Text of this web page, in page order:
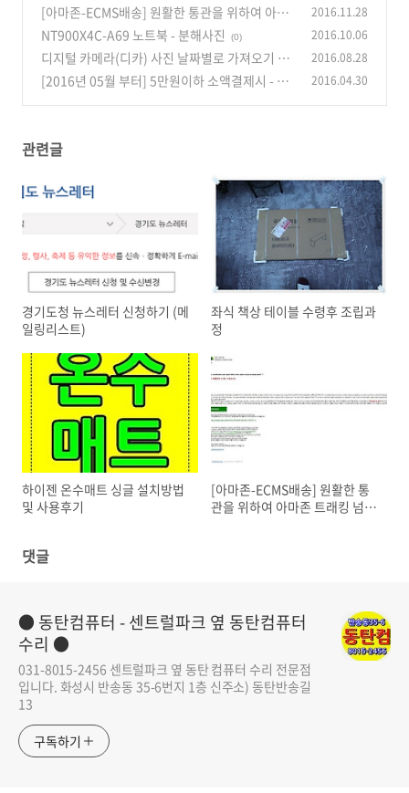
[아마존-ECMS배송] 원활한 통관을 위하여 아마
존 트래킹 넘버 APELAX0000000000 의 고객님
정보를 제공하여 주시기 바랍니다.
(0)
2016.11.28
NT900X4C-A69 노트북 - 분해사진 (0) 2016.10.06
디지털 카메라(디카) 사진 날짜별로 가져오기 저
장하기 (0)
2016.08.28
[2016년 05월 부터] 5만원이하 소액결제시 - 무
2016.04.30
관련글
경기도청 뉴스레터 신청하기 (메
일링리스트)
좌식 책상 테이블 수령후 조립과
정
하이젠 온수매트 싱글 설치방법
및 사용후기
[아마존-ECMS배송] 원활한 통
관을 위하여 아마존 트래킹 넘버
댓글
● 동탄컴퓨터 - 센트럴파크 옆 동탄컴퓨터
수리 ●
031-8015-2456 센트럴파크 옆 동탄 컴퓨터 수리 전문점
입니다. 화성시 반송동 35-6번지 1층 신주소) 동탄반송길
13
구독하기